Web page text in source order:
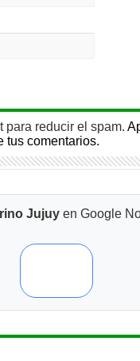
para reducir el spam.
tus comentarios.
Jujuy en Google